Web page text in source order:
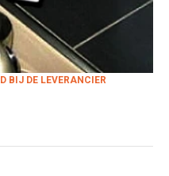
BIJ DE LEVERANCIER